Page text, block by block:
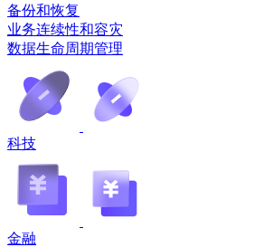
备份和恢复
业务连续性和容灾
数据生命周期管理
科技
金融